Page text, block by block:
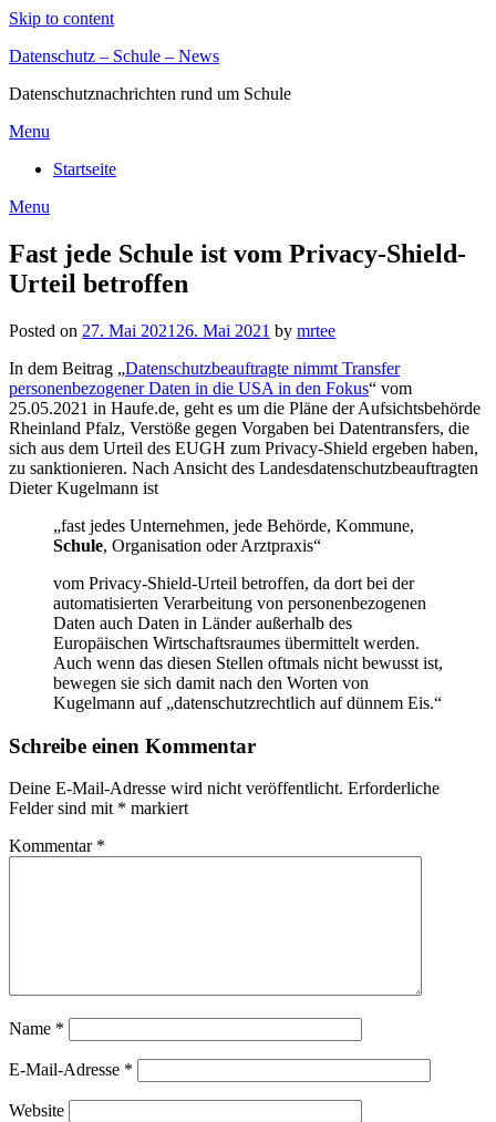
Skip to content
Datenschutz – Schule – News
Datenschutznachrichten rund um Schule
Menu
Startseite
Menu
Fast jede Schule ist vom Privacy-Shield-
Urteil betroffen
Posted on 27. Mai 2021 26. Mai 2021 by mrtee
In dem Beitrag „Datenschutzbeauftragte nimmt Transfer
personenbezogener Daten in die USA in den Fokus“ vom
25.05.2021 in Haufe.de, geht es um die Pläne der Aufsichtsbehörde
Rheinland Pfalz, Verstöße gegen Vorgaben bei Datentransfers, die
sich aus dem Urteil des EUGH zum Privacy-Shield ergeben haben,
zu sanktionieren. Nach Ansicht des Landesdatenschutzbeauftragten
Dieter Kugelmann ist
„fast jedes Unternehmen, jede Behörde, Kommune,
Schule, Organisation oder Arztpraxis“
vom Privacy-Shield-Urteil betroffen, da dort bei der
automatisierten Verarbeitung von personenbezogenen
Daten auch Daten in Länder außerhalb des
Europäischen Wirtschaftsraumes übermittelt werden.
Auch wenn das diesen Stellen oftmals nicht bewusst ist,
bewegen sie sich damit nach den Worten von
Kugelmann auf „datenschutzrechtlich auf dünnem Eis.“
Schreibe einen Kommentar
Deine E-Mail-Adresse wird nicht veröffentlicht. Erforderliche
Felder sind mit * markiert
Kommentar *
Name *
E-Mail-Adresse *
Website